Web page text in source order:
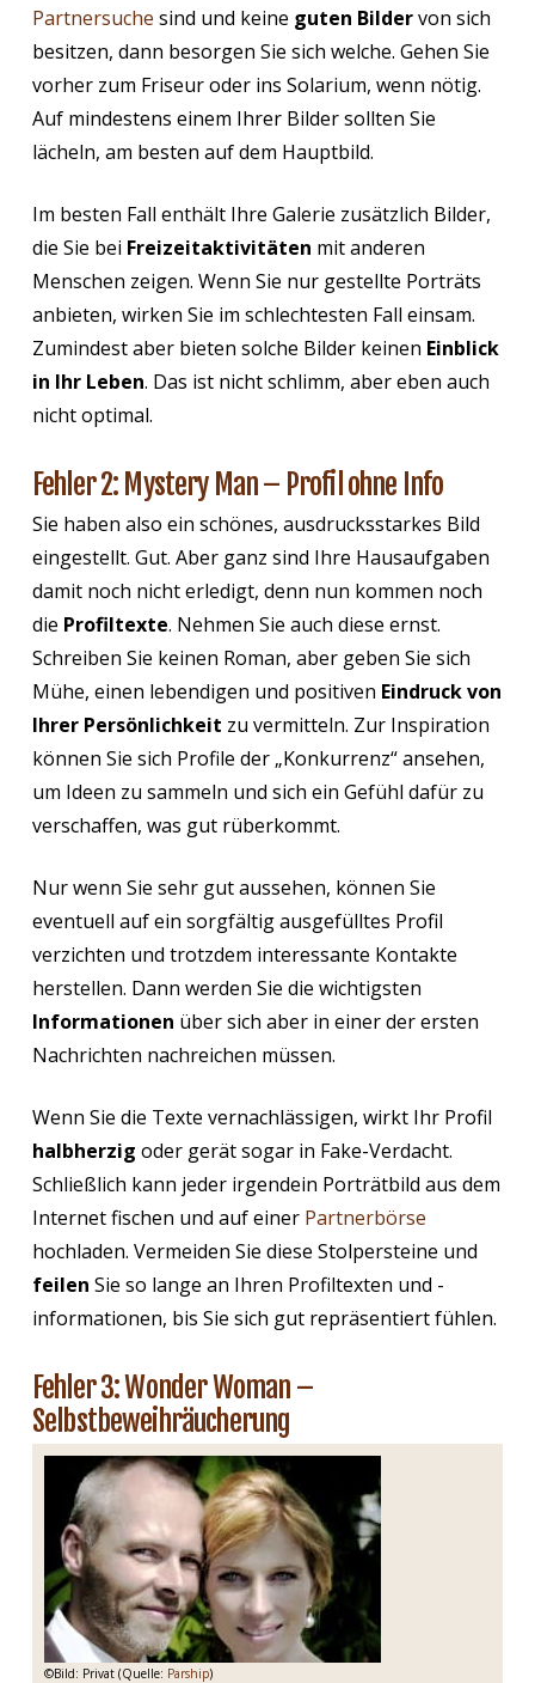
Partnersuche sind und keine guten Bildervon sich
besitzen, dann besorgen Sie sich welche. Gehen Sie
vorher zum Friseur oder ins Solarium, wenn nötig.
Auf mindestens einem Ihrer Bilder sollten Sie
lächeln, am besten auf dem Hauptbild.
Im besten Fall enthält Ihre Galerie zusätzlich Bilder,
die Sie bei Freizeitaktivitäten mit anderen
Menschen zeigen. Wenn Sie nur gestellte Porträts
anbieten, wirken Sie im schlechtesten Fall einsam.
Zumindest aber bieten solche Bilder keinen Einblick
in Ihr Leben. Das ist nicht schlimm, aber eben auch
nicht optimal.
Fehler 2: Mystery Man – Profil ohne Info
Sie haben also ein schönes, ausdrucksstarkes Bild
eingestellt. Gut. Aber ganz sind Ihre Hausaufgaben
damit noch nicht erledigt, denn nun kommen noch
die Profiltexte. Nehmen Sie auch diese ernst.
Schreiben Sie keinen Roman, aber geben Sie sich
Mühe, einen lebendigen und positiven Eindruck von
Ihrer Persönlichkeit zu vermitteln. Zur Inspiration
können Sie sich Profile der „Konkurrenz“ ansehen,
um Ideen zu sammeln und sich ein Gefühl dafür zu
verschaffen, was gut rüberkommt.
Nur wenn Sie sehr gut aussehen, können Sie
eventuell auf ein sorgfältig ausgefülltes Profil
verzichten und trotzdem interessante Kontakte
herstellen. Dann werden Sie die wichtigsten
Informationen über sich aber in einer der ersten
Nachrichten nachreichen müssen.
Wenn Sie die Texte vernachlässigen, wirkt Ihr Profil
halbherzig oder gerät sogar in Fake-Verdacht.
Schließlich kann jeder irgendein Porträtbild aus dem
Internet fischen und auf einer Partnerbörse
hochladen. Vermeiden Sie diese Stolpersteine und
feilen Sie so lange an Ihren Profiltexten und -
informationen, bis Sie sich gut repräsentiert fühlen.
Fehler 3: Wonder Woman –
Selbstbeweihräucherung
©Bild: Privat (Quelle: Parship)